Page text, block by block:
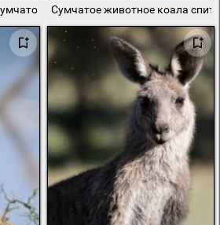
млекопитающее
Сумчатое животное коала спит